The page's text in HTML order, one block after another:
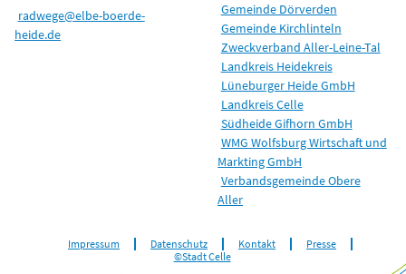
radwege@elbe-boerde-
heide.de
Gemeinde Dörverden
Gemeinde Kirchlinteln
Zweckverband Aller-Leine-Tal
Landkreis Heidekreis
Lüneburger Heide GmbH
Landkreis Celle
Südheide Gifhorn GmbH
WMG Wolfsburg Wirtschaft und
Markting GmbH
Verbandsgemeinde Obere
Aller
Impressum Datenschutz Kontakt
Presse
©Stadt Celle